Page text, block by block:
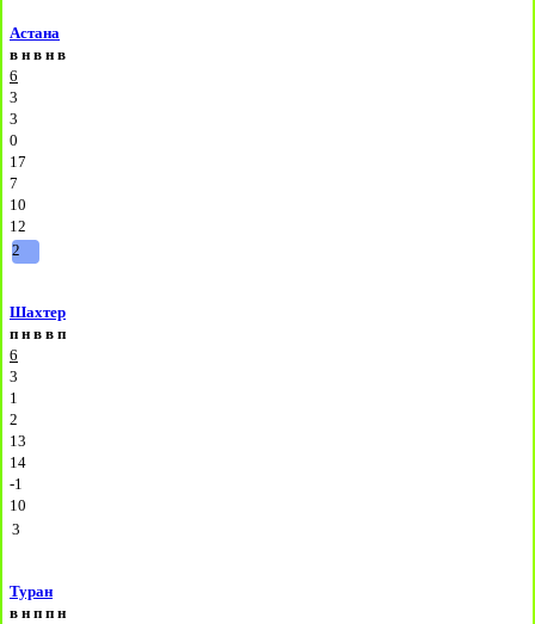
Астана
в н в н в
6
3
3
0
17
7
10
12
2
Шахтер
п н в в п
6
3
1
2
13
14
-1
10
3
Туран
в н п п н